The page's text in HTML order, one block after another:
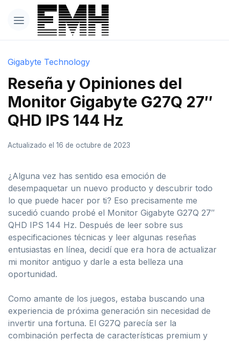
Gigabyte Technology
Reseña y Opiniones del
Monitor Gigabyte G27Q 27″
QHD IPS 144 Hz
Actualizado el 16 de octubre de 2023
¿Alguna vez has sentido esa emoción de
desempaquetar un nuevo producto y descubrir todo
lo que puede hacer por ti? Eso precisamente me
sucedió cuando probé el Monitor Gigabyte G27Q 27″
QHD IPS 144 Hz. Después de leer sobre sus
especificaciones técnicas y leer algunas reseñas
entusiastas en línea, decidí que era hora de actualizar
mi monitor antiguo y darle a esta belleza una
oportunidad.
Como amante de los juegos, estaba buscando una
experiencia de próxima generación sin necesidad de
invertir una fortuna. El G27Q parecía ser la
combinación perfecta de características premium y